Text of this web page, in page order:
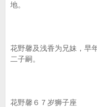
地。
花野馨及浅香为兄妹，早
二子嗣。
花野馨６７岁狮子座